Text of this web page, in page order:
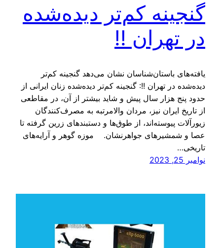
گنجینه کم‌تر دیده‌شده
در تهران !!
یافته‌های باستان‌شناسان نشان می‌دهد گنجینه کم‌تر
دیده‌شده در تهران !!: گنجینه کم‌تر دیده‌شده زنان ایرانی از
حدود پنج هزار سال پیش و شاید بیشتر از آن، در مقاطعی
از تاریخ ایران نیز، مردان والامرتبه به مصرف‌کنندگان
زیورآلات پیوسته‌اند، از طوق‌ها و دستبندهای زرین گرفته تا
عصا و شمشیرهای جواهرنشان. موزه گوهر و آرایه‌های
تاریخی…
نوامبر 25, 2023